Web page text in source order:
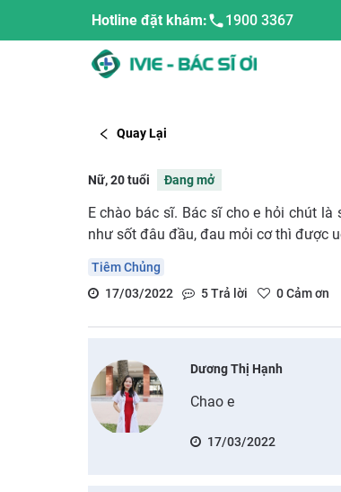
Hotline đặt khám: 1900 3367
Quay Lại
Nữ, 20 tuổi Đang mở
E chào bác sĩ. Bác sĩ cho e hỏi chút
như sốt đâu đầu, đau mỏi cơ thì được
Tiêm Chủng
17/03/2022
5Trả lời 0Cảm ơn
Dương Thị Hạnh
Chao e
17/03/2022